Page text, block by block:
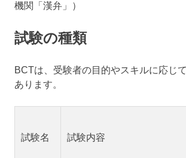
機関「漢弁」）
試験の種類
BCTは、受験者の目的やスキルに応じ
あります。
試験名 試験内容